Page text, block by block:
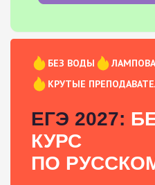
БЕЗ ВОДЫ
КРУТЫЕ
ЕГЭ 2027:
КУРС
ПО